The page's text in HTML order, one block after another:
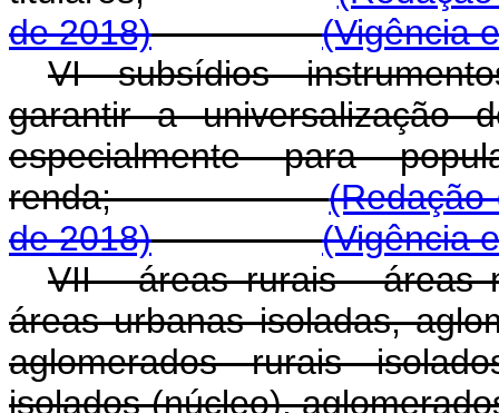
de 2018)
(Vigência
VI - subsídios -
garantir a universalização
especialmente para
renda;(Redação
de 2018)
(Vigência
VII - áreas rurais - áreas
áreas urbanas isoladas,
aglomerados rurais
isolados (núcleo),